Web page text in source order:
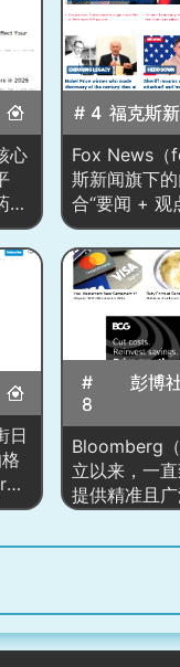
心
容
标
性
剂
广
# 4 福克斯
Fox News（
斯新闻旗下
合“要闻 +
频道”。首页
标题承载突
以
标识；右侧
Fox Nation
OutKick”等
与免费电台/
美国政治、
化议题与名
事与主持人
Jesse
评论—节目”
日
闻
为
特
#
8
彭博
Bloomberg
立以来，一
提供精准且
Bloomberg
泛应用于全
市场数据、